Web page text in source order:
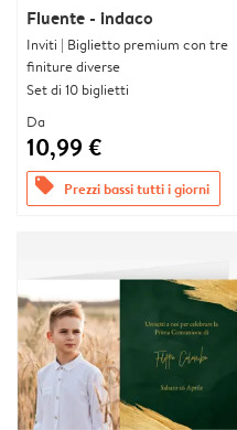
Fluente - indaco
Inviti | Biglietto premium con tre
finiture diverse
Set di 10 biglietti
Da
10,99 €
offers Prezzi bassi tutti i giorni